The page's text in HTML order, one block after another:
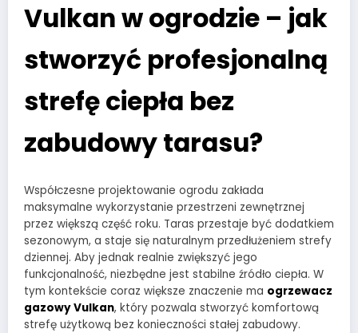
Vulkan w ogrodzie – jak
stworzyć profesjonalną
strefę ciepła bez
zabudowy tarasu?
Współczesne projektowanie ogrodu zakłada
maksymalne wykorzystanie przestrzeni zewnętrznej
przez większą część roku. Taras przestaje być dodatkiem
sezonowym, a staje się naturalnym przedłużeniem strefy
dziennej. Aby jednak realnie zwiększyć jego
funkcjonalność, niezbędne jest stabilne źródło ciepła. W
tym kontekście coraz większe znaczenie ma ogrzewacz
gazowy Vulkan, który pozwala stworzyć komfortową
strefę użytkową bez konieczności stałej zabudowy.